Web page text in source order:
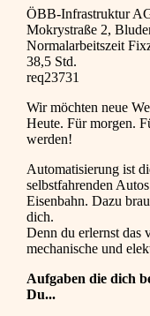
ÖBB-Infrastruktur
Mokrystraße 2,
Normalarbeitszeit
38,5 Std.
req23731
Wir möchten neue
Heute. Für morgen.
werden!
Automatisierung ist
selbstfahrenden
Eisenbahn. Dazu
dich.
Denn du erlernst das
mechanische und
Aufgaben die dich
Du...